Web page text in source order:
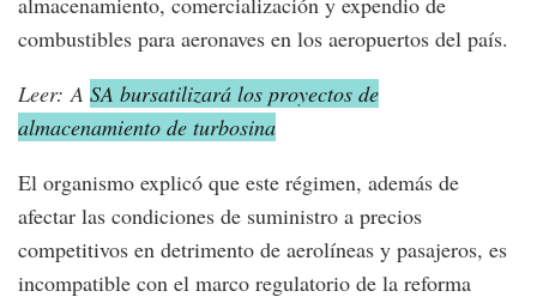
combustibles para aeronaves en los aeropuertos del país.
Leer: A SA bursatilizará los proyectos de
almacenamiento de turbosina
El organismo explicó que este régimen, además de
afectar las condiciones de suministro a precios
competitivos en detrimento de aerolíneas y pasajeros, es
incompatible con el marco regulatorio de la reforma